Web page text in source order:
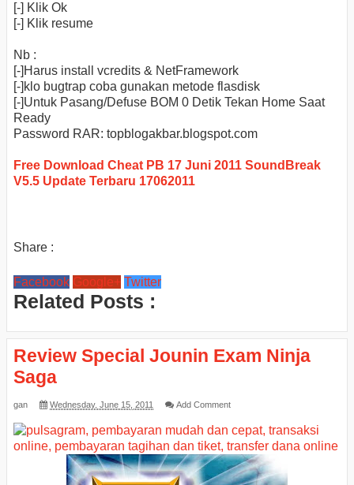
[-] Klik Ok
[-] Klik resume
Nb :
[-]Harus install vcredits & NetFramework
[-]klo bugtrap coba gunakan metode flasdisk
[-]Untuk Pasang/Defuse BOM 0 Detik Tekan Home Saat
Ready
Password RAR: topblogakbar.blogspot.com
Free Download Cheat PB 17 Juni 2011 SoundBreak
V5.5 Update Terbaru 17062011
Share :
Facebook Google+ Twitter
Related Posts :
Review Special Jounin Exam Ninja
Saga
gan Wednesday, June 15, 2011 Add Comment